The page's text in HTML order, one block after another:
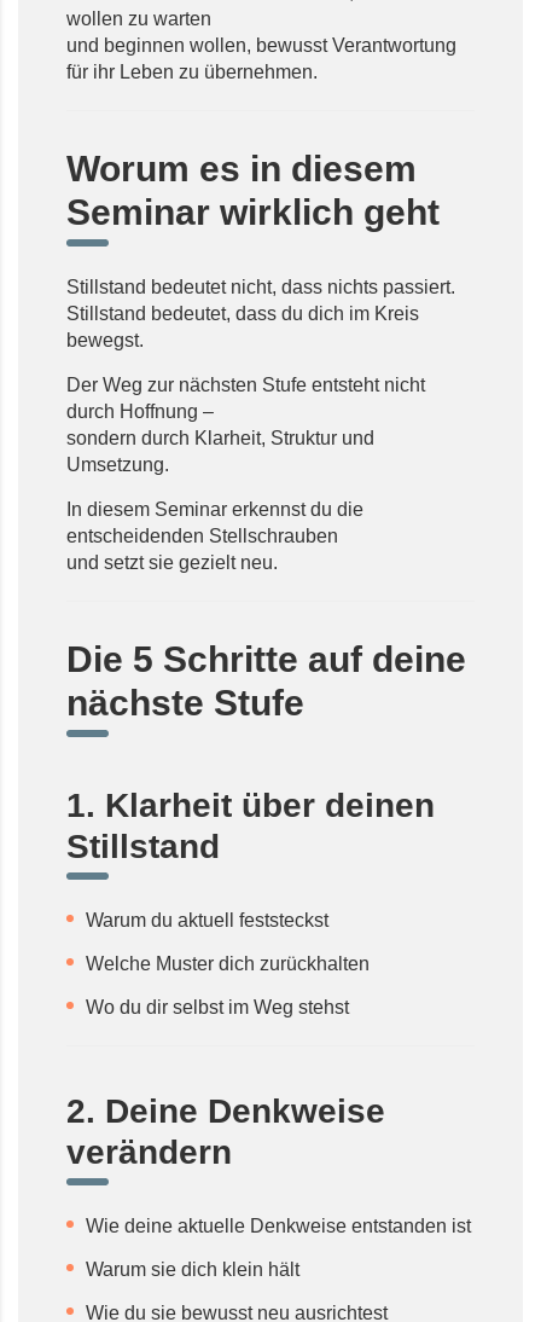
wollen zu warten
und beginnen wollen, bewusst Verantwortung
für ihr Leben zu übernehmen.
Worum es in diesem
Seminar wirklich geht
Stillstand bedeutet nicht, dass nichts passiert.
Stillstand bedeutet, dass du dich im Kreis
bewegst.
Der Weg zur nächsten Stufe entsteht nicht
durch Hoffnung –
sondern durch Klarheit, Struktur und
Umsetzung.
In diesem Seminar erkennst du die
entscheidenden Stellschrauben
und setzt sie gezielt neu.
Die 5 Schritte auf deine
nächste Stufe
1. Klarheit über deinen
Stillstand
Warum du aktuell feststeckst
Welche Muster dich zurückhalten
Wo du dir selbst im Weg stehst
2. Deine Denkweise
verändern
Wie deine aktuelle Denkweise entstanden ist
Warum sie dich klein hält
Wie du sie bewusst neu ausrichtest